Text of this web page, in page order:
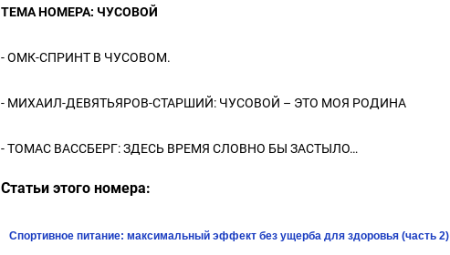
ТЕМА НОМЕРА: ЧУСОВОЙ
- ОМК-СПРИНТ В ЧУСОВОМ.
- МИХАИЛ-ДЕВЯТЬЯРОВ-СТАРШИЙ: ЧУСОВОЙ – ЭТО МОЯ РОДИНА
- ТОМАС ВАССБЕРГ: ЗДЕСЬ ВРЕМЯ СЛОВНО БЫ ЗАСТЫЛО…
Статьи этого номера:
Спортивное питание: максимальный эффект без ущерба для здоровья (часть 2)